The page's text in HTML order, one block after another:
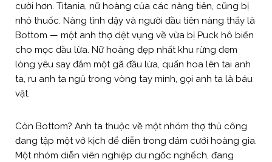
cười hơn. Titania, nữ hoàng của các nàng tiên, cũng bị
nhỏ thuốc. Nàng tỉnh dậy và người đầu tiên nàng thấy là
Bottom — một anh thợ dệt vụng về vừa bị Puck hô biến
cho mọc đầu lừa. Nữ hoàng đẹp nhất khu rừng đem
lòng yêu say đắm một gã đầu lừa, quấn hoa lên tai anh
ta, ru anh ta ngủ trong vòng tay mình, gọi anh ta là báu
vật.
Còn Bottom? Anh ta thuộc về một nhóm thợ thủ công
đang tập một vở kịch để diễn trong đám cưới hoàng gia.
Một nhóm diễn viên nghiệp dư ngốc nghếch, đang